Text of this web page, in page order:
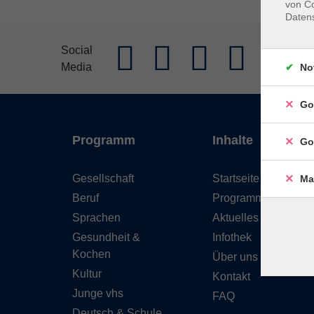
Social
Media
AGB
Programm
Gesellschaft
Beruf
Sprachen
Gesundheit &
Kochen
Kultur
Junge vhs
Inhalte
Startseite
Programm
Aktuelles
Infothek
Über uns
Kontakt
FAQ
von